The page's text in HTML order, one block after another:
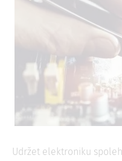
Udržet elektroniku